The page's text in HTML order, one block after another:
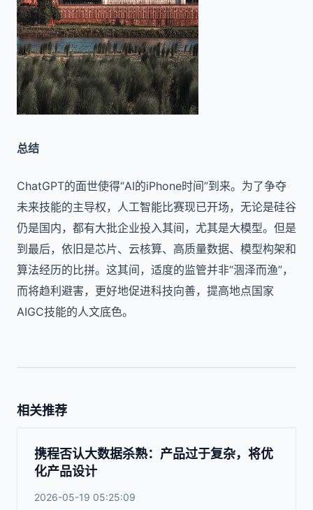
总结
ChatGPT的面世使得“AI的iPhone时间”到来。为了争夺
未来技能的主导权，人工智能比赛现已开场，无论是硅谷
仍是国内，都有大批企业投入其间，尤其是大模型。但是
到最后，依旧是芯片、云核算、高质量数据、模型构架和
算法经历的比拼。这其间，适度的监管并非“涸泽而渔”，
而将趋利避害，更好地促进科技向善，提高地点国家
AIGC技能的人文底色。
相关推荐
携程否认大数据杀熟：产品过于复杂，将优
化产品设计
2026-05-19 05:25:09